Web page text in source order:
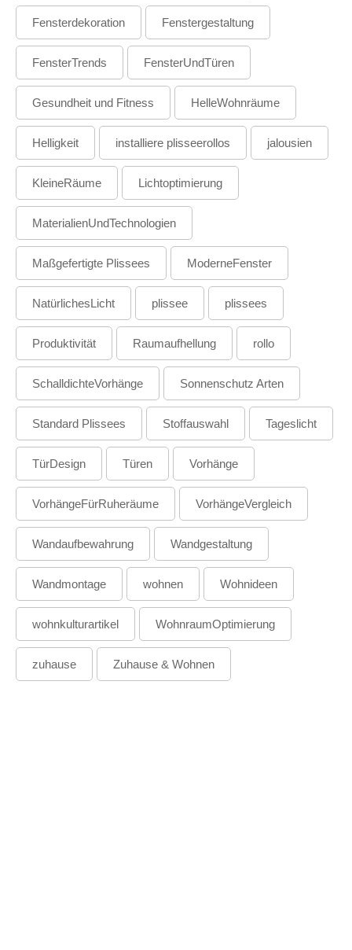
Fensterdekoration Fenstergestaltung
FensterTrends FensterUndTüren
Gesundheit und Fitness HelleWohnräume
Helligkeit installiere plisseerollos jalousien
KleineRäume Lichtoptimierung
MaterialienUndTechnologien
Maßgefertigte Plissees ModerneFenster
NatürlichesLicht plissee plissees
Produktivität Raumaufhellung rollo
SchalldichteVorhänge Sonnenschutz Arten
Standard Plissees Stoffauswahl Tageslicht
TürDesign Türen Vorhänge
VorhängeFürRuheräume VorhängeVergleich
Wandaufbewahrung Wandgestaltung
Wandmontage wohnen Wohnideen
wohnkulturartikel WohnraumOptimierung
zuhause Zuhause & Wohnen